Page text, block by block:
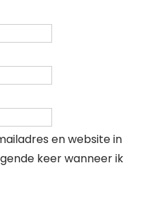
en website in
keer wanneer ik